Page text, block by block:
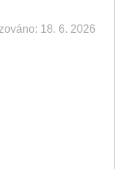
18. 6. 2026